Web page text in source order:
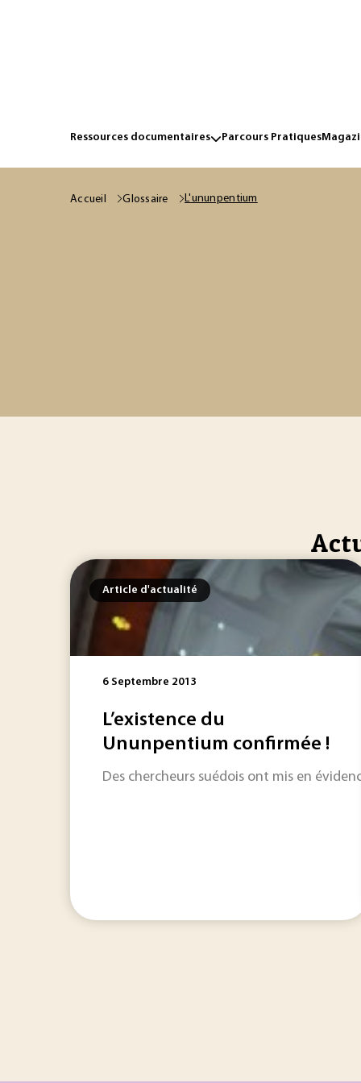
Ressources documentaires Parcours Pratiques
Accueil Glossaire L'ununpentium
Article d'actualité
6 Septembre 2013
L’existence du
Ununpentium confirmée !
Des chercheurs suédois ont mis en